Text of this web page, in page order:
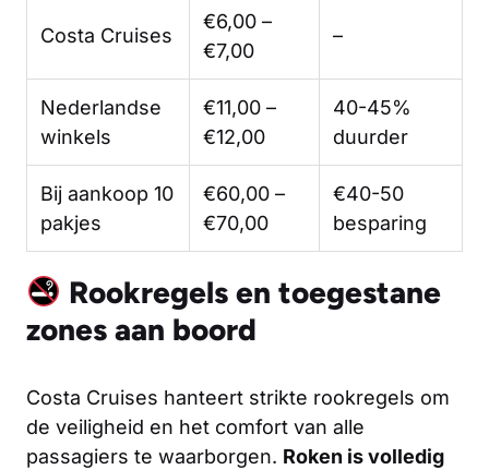
Costa Cruises
€6,00 –
€7,00
–
Nederlandse
winkels
€11,00 –
€12,00
40-45%
duurder
Bij aankoop 10
pakjes
€60,00 –
€70,00
€40-50
besparing
Rookregels en toegestane
zones aan boord
Costa Cruises hanteert strikte rookregels om
de veiligheid en het comfort van alle
passagiers te waarborgen. Roken is volledig